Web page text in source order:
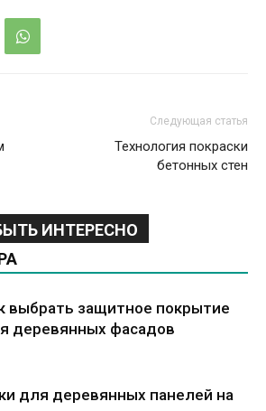
Следующая статья
Технология покраски
бетонных стен
ИНТЕРЕСНО
выбрать защитное покрытие
деревянных фасадов
для деревянных панелей на